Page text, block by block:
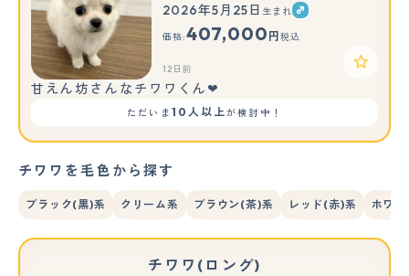
2026年5月25日 生まれ
価格:407,000 円 税込
12日前
甘えん坊さんなチワワくん❤
ただいま 10人以上が検討中！
チワワを毛色から探す
ブラック(黒)系 クリーム系 ブラウン(茶)系 レッド(赤)系 ホワ
チワワ(ロング)